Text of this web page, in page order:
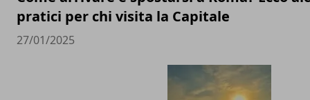
pratici per chi visita la Capitale
27/01/2025